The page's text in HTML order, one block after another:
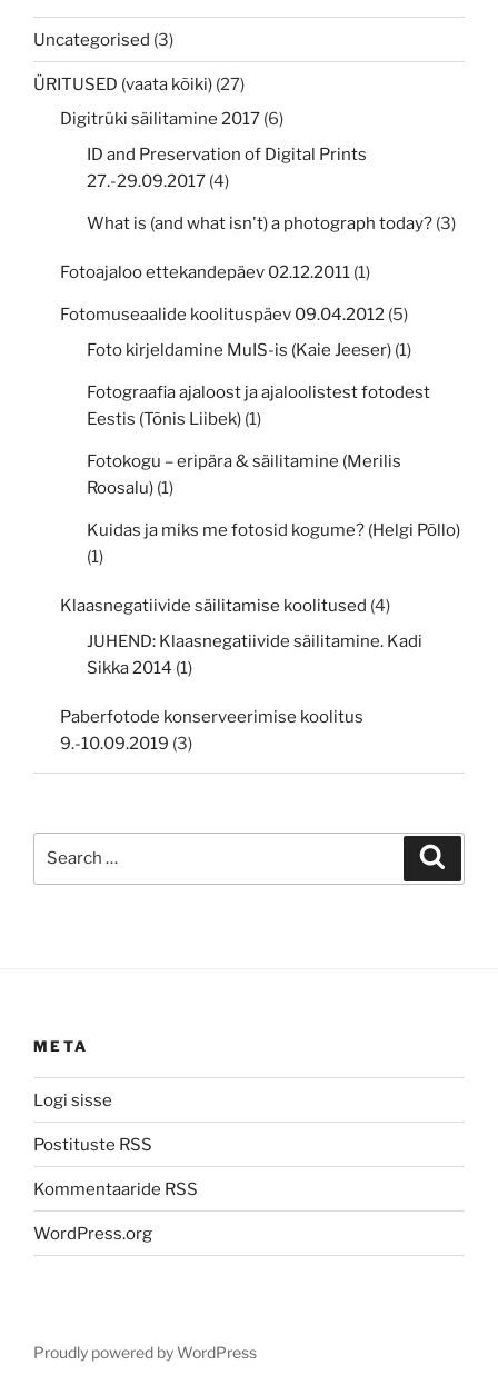
Uncategorised (3)
ÜRITUSED (vaata kõiki) (27)
Digitrüki säilitamine 2017 (6)
ID and Preservation of Digital Prints
27.-29.09.2017 (4)
What is (and what isn't) a photograph today? (3)
Fotoajaloo ettekandepäev 02.12.2011 (1)
Fotomuseaalide koolituspäev 09.04.2012 (5)
Foto kirjeldamine MuIS-is (Kaie Jeeser) (1)
Fotograafia ajaloost ja ajaloolistest fotodest
Eestis (Tõnis Liibek) (1)
Fotokogu – eripära & säilitamine (Merilis
Roosalu) (1)
Kuidas ja miks me fotosid kogume? (Helgi Põllo)
(1)
Klaasnegatiivide säilitamise koolitused (4)
JUHEND: Klaasnegatiivide säilitamine. Kadi
Sikka 2014 (1)
Paberfotode konserveerimise koolitus
9.-10.09.2019 (3)
META
Logi sisse
Postituste RSS
Kommentaaride RSS
WordPress.org
Proudly powered by WordPress